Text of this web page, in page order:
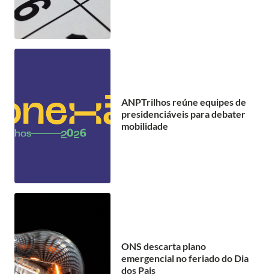
ANPTrilhos reúne equipes de
presidenciáveis para debater
mobilidade
ONS descarta plano
emergencial no feriado do Dia
dos Pais